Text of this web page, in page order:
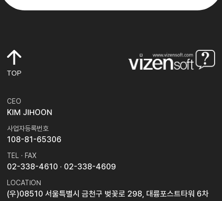
TOP
CEO
KIM JIHOON
사업자등록번호
108-81-65306
TEL · FAX
02-338-4610 · 02-338-4609
LOCATION
(우)08510 서울특별시 금천구 벚꽃로 298, 대륭포스트타워 6차